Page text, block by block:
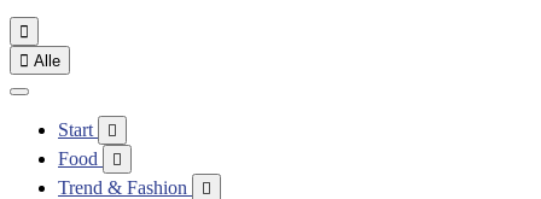

 Alle
Start 
Food 
Trend & Fashion 